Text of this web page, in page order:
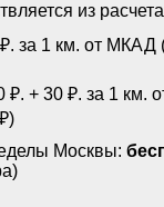
из
за 1 км. от МКАД
+ 30 ₽. за 1 км.
Москвы: